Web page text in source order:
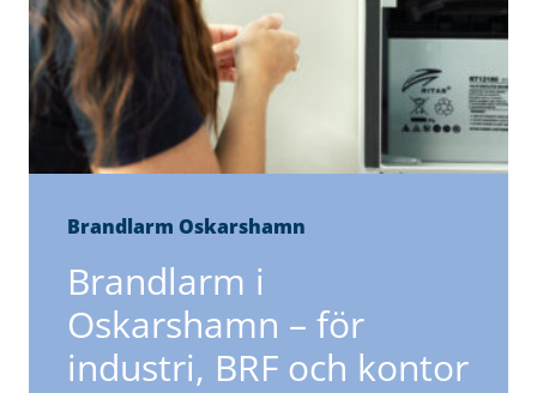
Brandlarm Oskarshamn
Brandlarm i
Oskarshamn – för
industri, BRF och kontor